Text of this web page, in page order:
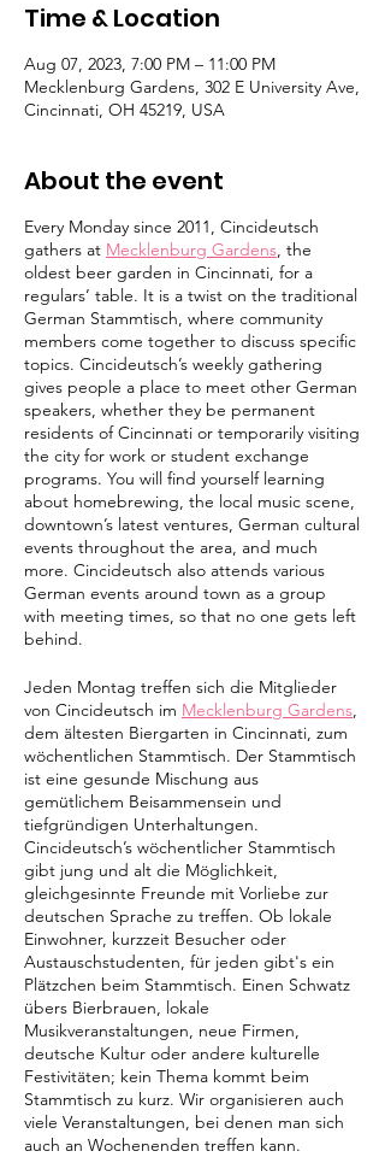
Time & Location
Aug 07, 2023, 7:00 PM – 11:00 PM
Mecklenburg Gardens, 302 E University Ave,
Cincinnati, OH 45219, USA
About the event
Every Monday since 2011, Cincideutsch
gathers at Mecklenburg Gardens, the
oldest beer garden in Cincinnati, for a
regulars’ table. It is a twist on the traditional
German Stammtisch, where community
members come together to discuss specific
topics. Cincideutsch’s weekly gathering
gives people a place to meet other German
speakers, whether they be permanent
residents of Cincinnati or temporarily visiting
the city for work or student exchange
programs. You will find yourself learning
about homebrewing, the local music scene,
downtown’s latest ventures, German cultural
events throughout the area, and much
more. Cincideutsch also attends various
German events around town as a group
with meeting times, so that no one gets left
behind.
Jeden Montag treffen sich die Mitglieder
von Cincideutsch im Mecklenburg Gardens,
dem ältesten Biergarten in Cincinnati, zum
wöchentlichen Stammtisch. Der Stammtisch
ist eine gesunde Mischung aus
gemütlichem Beisammensein und
tiefgründigen Unterhaltungen.
Cincideutsch’s wöchentlicher Stammtisch
gibt jung und alt die Möglichkeit,
gleichgesinnte Freunde mit Vorliebe zur
deutschen Sprache zu treffen. Ob lokale
Einwohner, kurzzeit Besucher oder
Austauschstudenten, für jeden gibt's ein
Plätzchen beim Stammtisch. Einen Schwatz
übers Bierbrauen, lokale
Musikveranstaltungen, neue Firmen,
deutsche Kultur oder andere kulturelle
Festivitäten; kein Thema kommt beim
Stammtisch zu kurz. Wir organisieren auch
viele Veranstaltungen, bei denen man sich
auch an Wochenenden treffen kann.